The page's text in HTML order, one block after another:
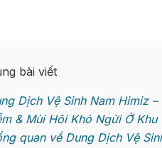
bài viết
Dịch Vệ Sinh Nam Himiz
& Mùi Hôi Khó Ngửi Ở Khu
quan về Dung Dịch Vệ